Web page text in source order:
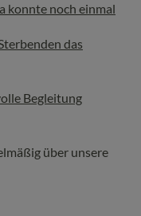
konnte noch einmal
das
Begleitung
über unsere